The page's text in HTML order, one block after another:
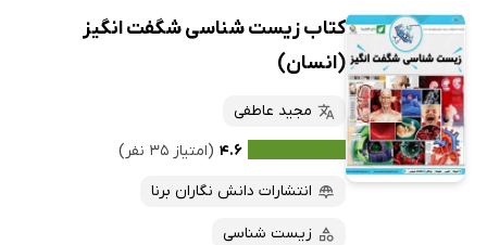
کتاب زیست شناسی شگفت انگیز
(انسان)
مجید عاطفی
۴.۶ (امتیاز ۳۵ نفر)
انتشارات دانش نگاران برنا
زیست شناسی